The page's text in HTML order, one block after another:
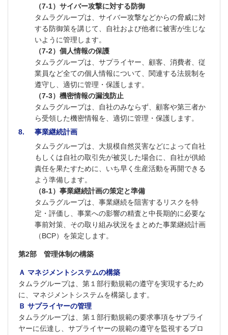
（7-1）サイバー攻撃に対する防御
タムラグループは、サイバー攻撃などからの脅威に対
する防御策を講じて、自社および他者に被害が生じな
いように管理します。
（7-2）個人情報の保護
タムラグループは、サプライヤー、顧客、消費者、従
業員など全ての個人情報について、関連する法規制を
遵守し、適切に管理・保護します。
（7-3）機密情報の漏洩防止
タムラグループは、自社のみならず、顧客や第三者か
ら受領した機密情報を、適切に管理・保護します。
8
事業継続計画
タムラグループは、大規模自然災害などによって自社
もしくは自社の取引先が被災した場合に、自社が供給
責任を果たすために、いち早く生産活動を再開できる
よう準備します。
（8-1）事業継続計画の策定と準備
タムラグループは、事業継続を阻害するリスクを特
定・評価し、事業への影響の精査と中長期的に必要な
事前対策、その取り組み状況をまとめた事業継続計画
（BCP）を策定します。
第2部 管理体制の構築
Ａ マネジメントシステムの構築
タムラグループは、第１部行動規範の遵守を実現するため
に、マネジメントシステムを構築します。
Ｂ サプライヤーの管理
タムラグループは、第１部行動規範の要求事項をサプライ
ヤーに伝達し、サプライヤーの規範の遵守を監視するプロ